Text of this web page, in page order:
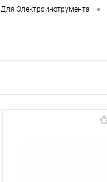
Для Электроинструмента •